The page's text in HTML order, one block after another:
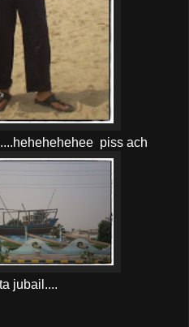
piss ach
jubail....